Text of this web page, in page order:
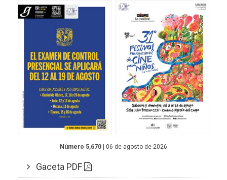
Número 5,670 | 06 de agosto de 2026
Gaceta PDF